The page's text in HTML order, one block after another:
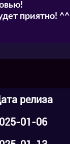
приятно! ^^
релиза
01-06